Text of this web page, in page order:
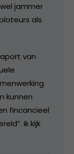
jammer
als
van
kunnen
fincancieel
Ik kijk